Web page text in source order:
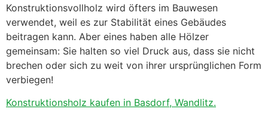
Konstruktionsvollholz wird öfters im Bauwesen
verwendet, weil es zur Stabilität eines Gebäudes
beitragen kann. Aber eines haben alle Hölzer
gemeinsam: Sie halten so viel Druck aus, dass sie nicht
brechen oder sich zu weit von ihrer ursprünglichen Form
verbiegen!
Konstruktionsholz kaufen in Basdorf, Wandlitz.